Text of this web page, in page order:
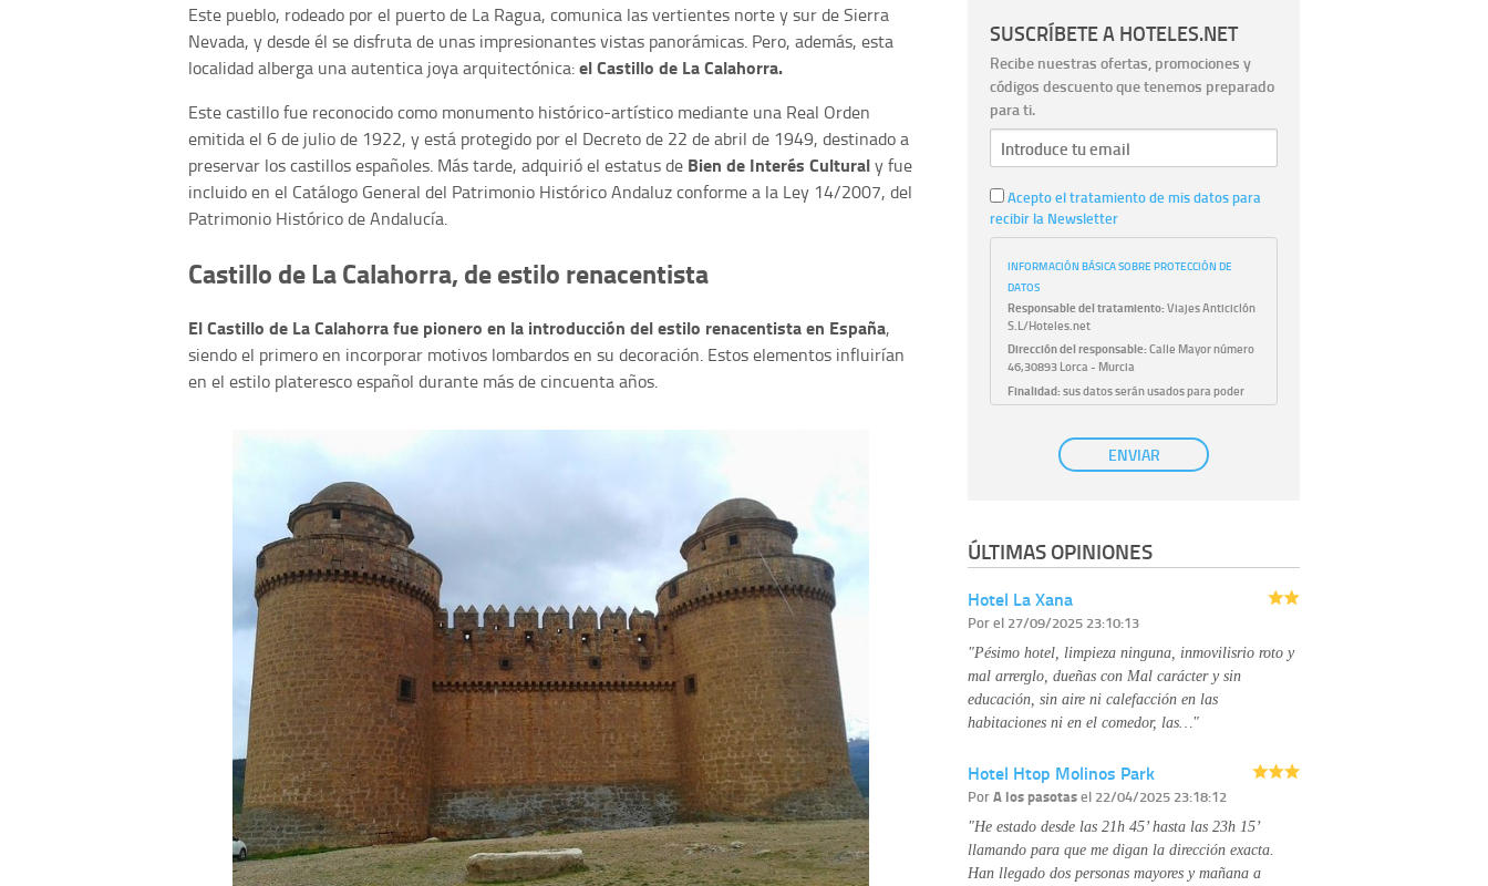
Este pueblo, rodeado por el puerto de La Ragua, comunica las vertientes norte y sur de Sierra
Nevada, y desde él se disfruta de unas impresionantes vistas panorámicas. Pero, además, esta
localidad alberga una autentica joya arquitectónica:el Castillo de La Calahorra.
Este castillo fue reconocido como monumento histórico-artístico mediante una Real Orden
emitida el 6 de julio de 1922, y está protegido por el Decreto de 22 de abril de 1949, destinado a
preservar los castillos españoles. Más tarde, adquirió el estatus de Bien de Interés Culturaly fue
incluido en el Catálogo General del Patrimonio Histórico Andaluz conforme a la Ley 14/2007, del
Patrimonio Histórico de Andalucía.
Castillo de La Calahorra, de estilo renacentista
El Castillo de La Calahorra fue pionero en la introducción del estilo renacentista en España,
siendo el primero en incorporar motivos lombardos en su decoración. Estos elementos influirían
en el estilo plateresco español durante más de cincuenta años.
SUSCRÍBETE A HOTELES.NET
Recibe nuestras ofertas, promociones y
códigos descuento que tenemos preparado
para ti.
Acepto el tratamiento de mis datos para
recibir la Newsletter
INFORMACIÓN BÁSICA SOBRE PROTECCIÓN DE
DATOS
Responsable del tratamiento:Viajes Anticiclón
S.L/Hoteles.net
Dirección del responsable:Calle Mayor número
46,30893 Lorca - Murcia
Finalidad:sus datos serán usados para poder
atender sus solicitudes y prestarle nuestros
Publicidad: solo le enviaremos publicidad con su
autorización previa, que podrá facilitarnos
con su consentimiento previo, que podrá
facilitarnos mediante la casilla correspondiente
Destinatarios:
personal de nuestra entidad que esté
conocimiento de la información que le pedimos.
No se comunicarán datos a terceros.
Derechos: tiene derecho a saber qué
información tenemos sobre usted, corregirla y
eliminarla, tal y como se explica en la
página web.
Información complementaria:Puede consultar
tratamos sus datos en lapolítica de privacidad
ENVIAR
ÚLTIMAS OPINIONES
Hotel La Xana
Porel 27/09/2025 23:10:13
"Pésimo hotel, limpieza ninguna, inmovilisrio roto y
mal arrerglo, dueñas con Mal carácter y sin
educación, sin aire ni calefacción en las
habitaciones ni en el comedor, las…"
Hotel Htop Molinos Park
PorA los pasotasel 22/04/2025 23:18:12
"He estado desde las 21h 45’ hasta las 23h 15’
llamando para que me digan la dirección exacta.
Han llegado dos personas mayores y mañana a